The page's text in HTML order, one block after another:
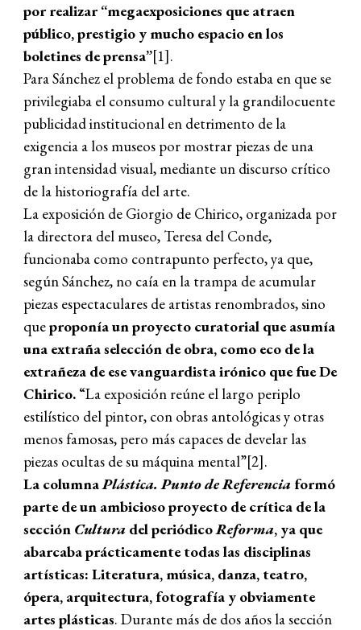
por realizar “megaexposiciones que atraen
público, prestigio y mucho espacio en los
boletines de prensa”[1].
Para Sánchez el problema de fondo estaba en que se
privilegiaba el consumo cultural y la grandilocuente
publicidad institucional en detrimento de la
exigencia a los museos por mostrar piezas de una
gran intensidad visual, mediante un discurso crítico
de la historiografía del arte.
La exposición de Giorgio de Chirico, organizada por
la directora del museo, Teresa del Conde,
funcionaba como contrapunto perfecto, ya que,
según Sánchez, no caía en la trampa de acumular
piezas espectaculares de artistas renombrados, sino
queproponía un proyecto curatorial que asumía
una extraña selección de obra, como eco de la
extrañeza de ese vanguardista irónico que fue De
Chirico. “La exposición reúne el largo periplo
estilístico del pintor, con obras antológicas y otras
menos famosas, pero más capaces de develar las
piezas ocultas de su máquina mental”[2].
La columnaPlástica. Punto de Referencia formó
parte de un ambicioso proyecto de crítica de la
sección Cultura del periódicoReforma, ya que
abarcaba prácticamente todas las disciplinas
artísticas: Literatura, música, danza, teatro,
ópera, arquitectura, fotografía y obviamente
artes plásticas. Durante más de dos años la sección